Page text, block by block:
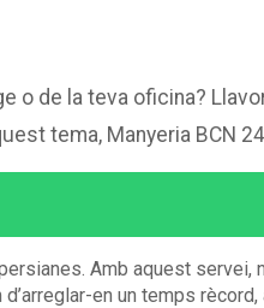
o de la teva oficina?
tema, Manyeria BCN
Amb aquest
en un temps